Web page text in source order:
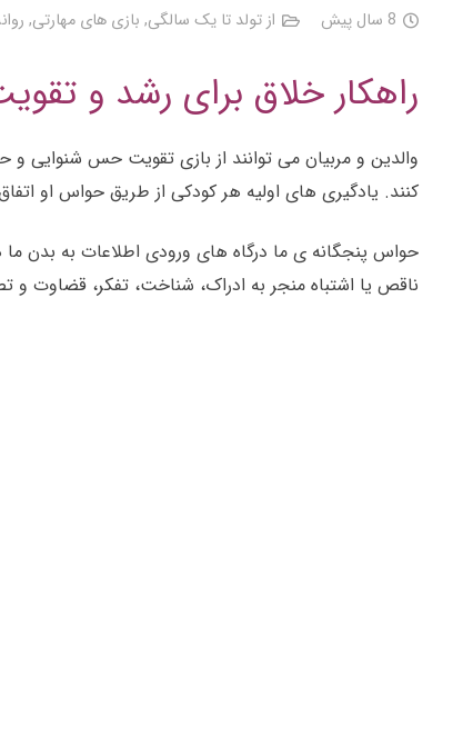
8 سال پیش از تولد تا یک سالگی, بازی های مهارتی,
راهکار خلاق برای رشد و تقویت
والدین و مربیان می توانند از بازی تقویت حس شنوایی
کنند. یادگیری های اولیه هر کودکی از طریق حواس او
حواس پنجگانه ی ما درگاه های ورودی اطلاعات به بدن
ناقص یا اشتباه منجر به ادراک، شناخت، تفکر،